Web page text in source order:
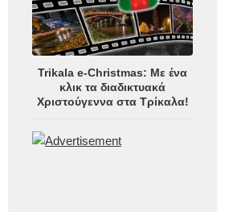
Trikala e-Christmas: Με ένα
κλικ τα διαδικτυακά
Χριστούγεννα στα Τρίκαλα!